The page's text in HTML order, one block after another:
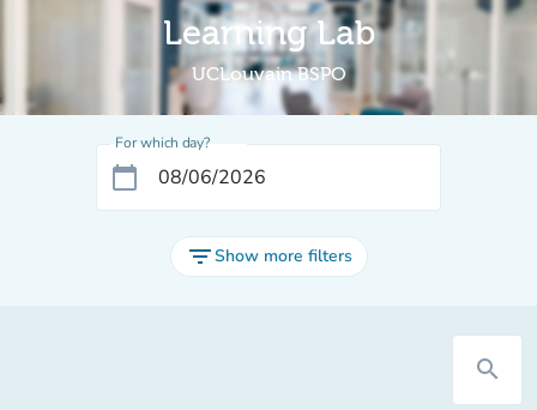
Learning Lab
UCLouvain BSPO
For which day?
calendar_today
filter_listShow more filters
search